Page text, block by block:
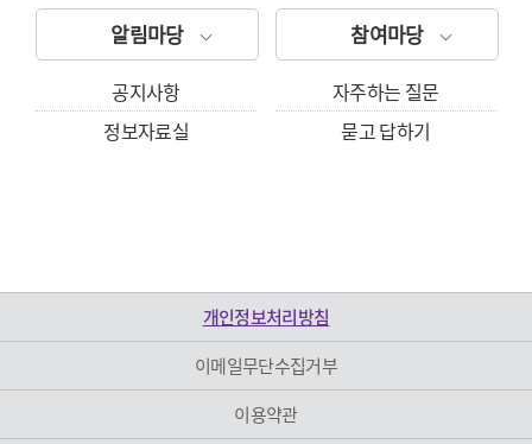
알림마당
공지사항
정보자료실
참여마당
자주하는 질문
묻고 답하기
개인정보처리방침
이메일무단수집거부
이용약관